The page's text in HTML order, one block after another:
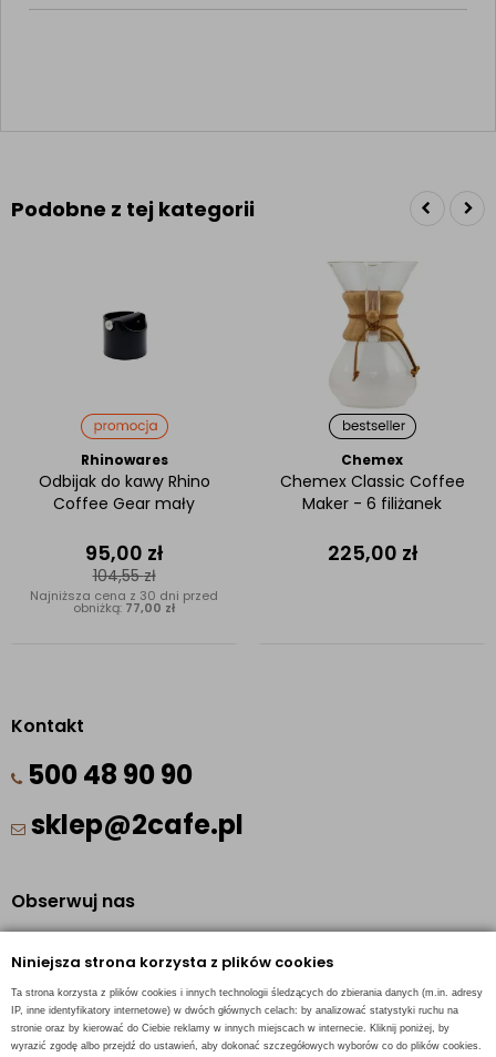
Niniejsza strona korzysta z plików cookies
Ta strona korzysta z plików cookies i innych technologii śledzących do zbierania danych (m.in. adresy
IP, inne identyfikatory internetowe) w dwóch głównych celach: by analizować statystyki ruchu na
stronie oraz by kierować do Ciebie reklamy w innych miejscach w internecie. Kliknij poniżej, by
wyrazić zgodę albo przejdź do ustawień, aby dokonać szczegółowych wyborów co do plików cookies.
Podobne z tej kategorii
Rhinowares
Odbijak do kawy Rhino
Coffee Gear mały
95,00 zł
104,55zł
Najniższa cena z 30 dni przed
obniżką: 77,00 zł
Chemex
Chemex Classic Coffee
Maker - 6 filiżanek
225,00 zł
Kontakt
500 48 90 90
sklep@2cafe.pl
Obserwuj nas
Instagram